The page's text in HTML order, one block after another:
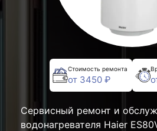
Стоимость ремонта
от 3450 ₽
Сервисный ремонт и
водонагревателя Haier